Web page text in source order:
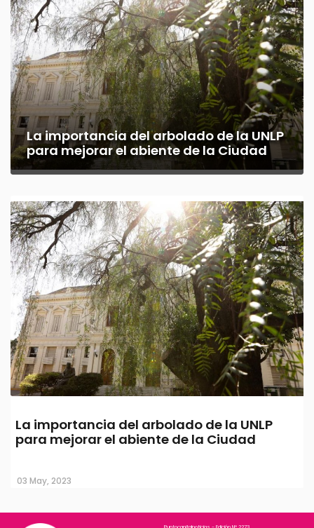
La importancia del arbolado de la UNLP
para mejorar el abiente de la Ciudad
La importancia del arbolado de la UNLP
para mejorar el abiente de la Ciudad
03 May, 2023